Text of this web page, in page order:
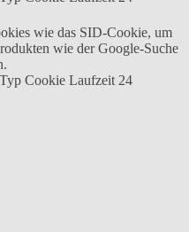
wie das SID-Cookie, um
wie der Google-Suche
Typ Cookie Laufzeit 24